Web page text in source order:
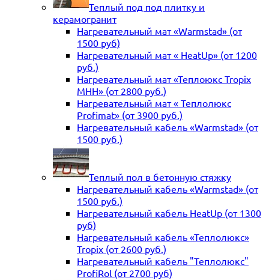
Теплый под под плитку и
керамогранит
Нагревательный мат «Warmstad» (от
1500 руб)
Нагревательный мат « HeatUp» (от 1200
руб.)
Нагревательный мат «Теплоюкс Tropix
MHH» (от 2800 руб.)
Нагревательный мат « Теплолюкс
Profimat» (от 3900 руб.)
Нагревательный кабель «Warmstad» (от
1500 руб.)
Теплый пол в бетонную стяжку
Нагревательный кабель «Warmstad» (от
1500 руб.)
Нагревательный кабель HeatUp (от 1300
руб)
Нагревательный кабель «Теплолюкс»
Tropix (от 2600 руб.)
Нагревательный кабель "Теплолюкс"
ProfiRol (от 2700 руб)